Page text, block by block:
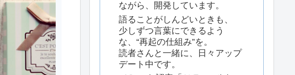
ながら、開発しています。
語ることがしんどいときも、
少しずつ言葉にできるよう
な、“再起の仕組み”を。
読者さんと一緒に、日々アップ
デート中です。